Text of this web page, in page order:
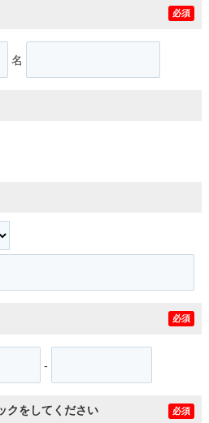
必須
名
必須
-
クをしてください 必須